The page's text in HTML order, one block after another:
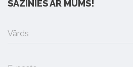
SAZINIES AR MUMS!
Vārds